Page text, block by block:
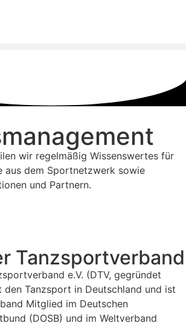
wir regelmäßig Wissenswertes für
aus dem Sportnetzwerk sowie
und Partnern.
Tanzsportverband
e.V. (DTV, gegründet
den Tanzsport in Deutschland und ist
Mitglied im Deutschen
(DOSB) und im Weltverband